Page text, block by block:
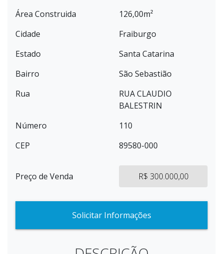
Área Construida
126,00m²
Cidade
Fraiburgo
Estado
Santa Catarina
Bairro
São Sebastião
Rua
RUA CLAUDIO
BALESTRIN
Número
110
CEP
89580-000
Preço de Venda R$ 300.000,00
Solicitar Informações